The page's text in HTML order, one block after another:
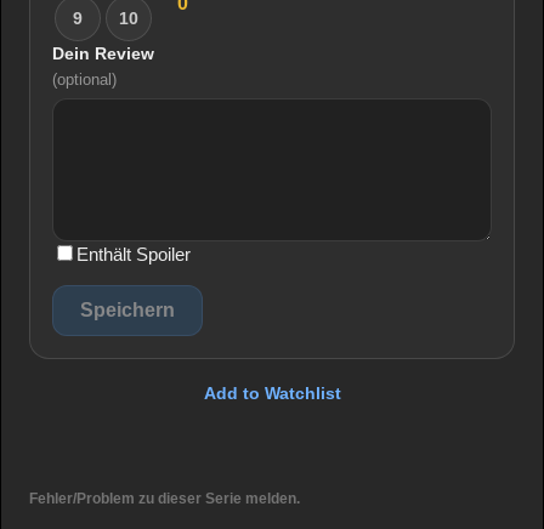
9 10
Dein Review
(optional)
Enthält Spoiler
Add to Watchlist
Fehler/Problem zu dieser Serie melden.